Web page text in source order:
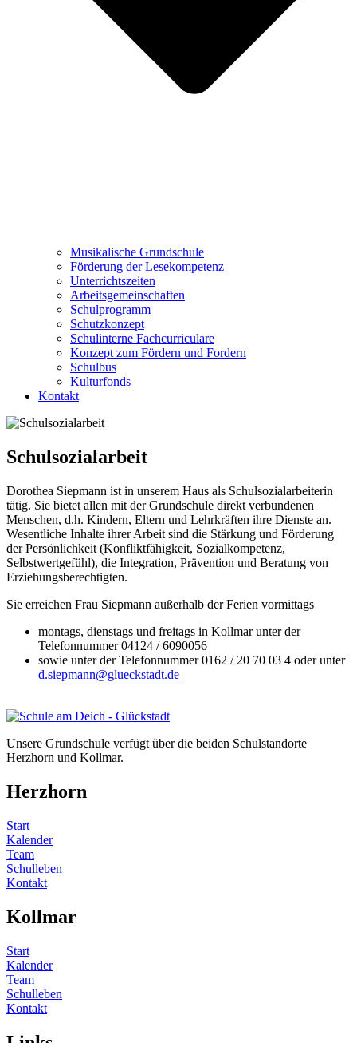
Musikalische Grundschule
Förderung der Lesekompetenz
Unterrichtszeiten
Arbeitsgemeinschaften
Schulprogramm
Schutzkonzept
Schulinterne Fachcurriculare
Konzept zum Fördern und Fordern
Schulbus
Kulturfonds
Kontakt
Schulsozialarbeit
Dorothea Siepmann ist in unserem Haus als Schulsozialarbeiterin
tätig. Sie bietet allen mit der Grundschule direkt verbundenen
Menschen, d.h. Kindern, Eltern und Lehrkräften ihre Dienste an.
Wesentliche Inhalte ihrer Arbeit sind die Stärkung und Förderung
der Persönlichkeit (Konfliktfähigkeit, Sozialkompetenz,
Selbstwertgefühl), die Integration, Prävention und Beratung von
Erziehungsberechtigten.
Sie erreichen Frau Siepmann außerhalb der Ferien vormittags
montags, dienstags und freitags in Kollmar unter der
Telefonnummer 04124 / 6090056
sowie unter der Telefonnummer 0162 / 20 70 03 4 oder unter
d.siepmann@glueckstadt.de
Unsere Grundschule verfügt über die beiden Schulstandorte
Herzhorn und Kollmar.
Herzhorn
Start
Kalender
Team
Schulleben
Kontakt
Kollmar
Start
Kalender
Team
Schulleben
Kontakt